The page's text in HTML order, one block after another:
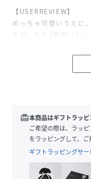
【USERREVIEW】
めっちゃ可愛いうえに
すが、もう1色買いたい
リアルバイしてから大
【素材感】
・ブラウスのような上
ットソー。
・袖部分には程よい透
redeem本商品はギフトラッピ
ご希望の際は、ラッ
をラッピングして、ご
ギフトラッピングサ